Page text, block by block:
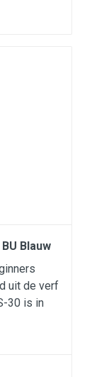
Blauw
uit de verf
30 is in